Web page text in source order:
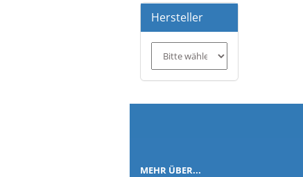
Hersteller
MEHR ÜBER...